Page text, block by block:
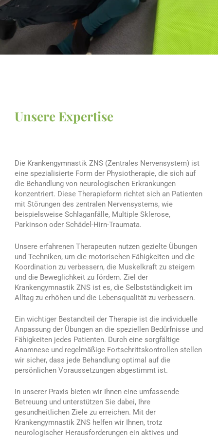
Unsere Expertise
Die Krankengymnastik ZNS (Zentrales Nervensystem) ist
eine spezialisierte Form der Physiotherapie, die sich auf
die Behandlung von neurologischen Erkrankungen
konzentriert. Diese Therapieform richtet sich an Patienten
mit Störungen des zentralen Nervensystems, wie
beispielsweise Schlaganfälle, Multiple Sklerose,
Parkinson oder Schädel-Hirn-Traumata.
Unsere erfahrenen Therapeuten nutzen gezielte Übungen
und Techniken, um die motorischen Fähigkeiten und die
Koordination zu verbessern, die Muskelkraft zu steigern
und die Beweglichkeit zu fördern. Ziel der
Krankengymnastik ZNS ist es, die Selbstständigkeit im
Alltag zu erhöhen und die Lebensqualität zu verbessern.
Ein wichtiger Bestandteil der Therapie ist die individuelle
Anpassung der Übungen an die speziellen Bedürfnisse und
Fähigkeiten jedes Patienten. Durch eine sorgfältige
Anamnese und regelmäßige Fortschrittskontrollen stellen
wir sicher, dass jede Behandlung optimal auf die
persönlichen Voraussetzungen abgestimmt ist.
In unserer Praxis bieten wir Ihnen eine umfassende
Betreuung und unterstützen Sie dabei, Ihre
gesundheitlichen Ziele zu erreichen. Mit der
Krankengymnastik ZNS helfen wir Ihnen, trotz
neurologischer Herausforderungen ein aktives und